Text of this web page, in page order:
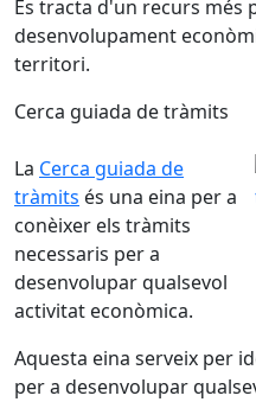
Es tracta d'un recurs més
desenvolupament
territori.
Cerca guiada de tràmits
La Cerca guiada de
tràmits és una eina per a
conèixer els tràmits
necessaris per a
desenvolupar qualsevol
activitat econòmica.
Aquesta eina serveix per
per a desenvolupar